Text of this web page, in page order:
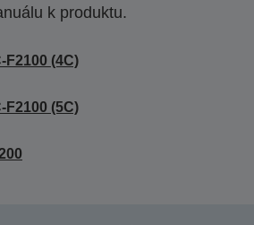
k produktu.
(4C)
(5C)